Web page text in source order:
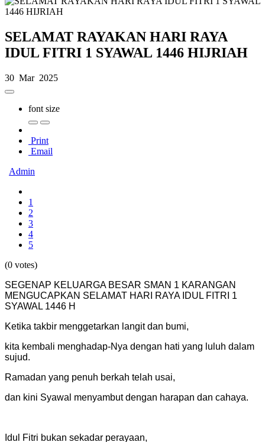
SELAMAT RAYAKAN HARI RAYA
IDUL FITRI 1 SYAWAL 1446 HIJRIAH
30 Mar 2025
font size
Print
Email
Admin
1
2
3
4
5
(0 votes)
SEGENAP KELUARGA BESAR SMAN 1 KARANGAN
MENGUCAPKAN SELAMAT HARI RAYA IDUL FITRI 1
SYAWAL 1446 H
Ketika takbir menggetarkan langit dan bumi,
kita kembali menghadap-Nya dengan hati yang luluh dalam
sujud.
Ramadan yang penuh berkah telah usai,
dan kini Syawal menyambut dengan harapan dan cahaya.
Idul Fitri bukan sekadar perayaan,